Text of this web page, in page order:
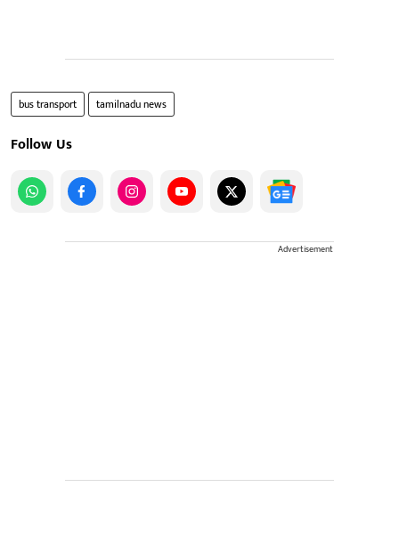
bus transport tamilnadu news
Follow Us
Advertisement